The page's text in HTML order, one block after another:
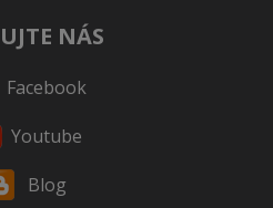
NÁS
Facebook
Youtube
Blog